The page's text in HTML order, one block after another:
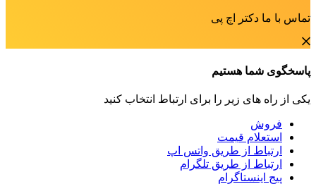
تماس با ما دکتر اچ پی
پاسخگوی شما هستیم
یکی از راه های زیر را برای ارتباط انتخاب کنید
فروش
استعلام قیمت
ارتباط از طریق واتس اپ
ارتباط از طریق تلگرام
پیج اینستاگرام